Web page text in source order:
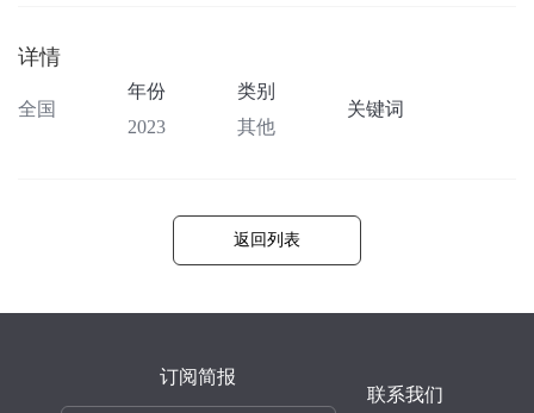
详情
全国
年份
2023
类别
其他
关键词
返回列表
订阅简报
联系我们